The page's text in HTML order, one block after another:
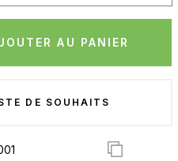
AU PANIER
DE SOUHAITS